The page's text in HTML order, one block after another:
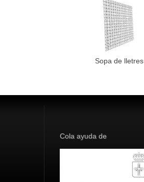
Sopa de lletres
Cola ayuda de